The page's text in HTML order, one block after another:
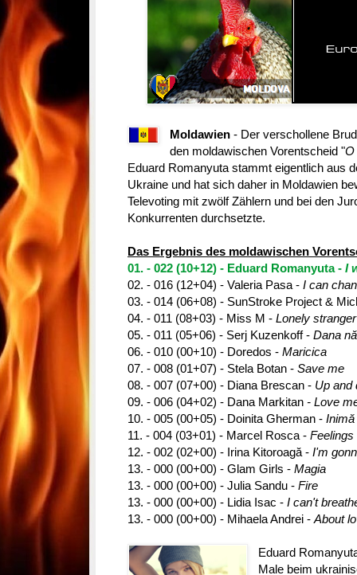
Moldawien - Der verschollene
den moldawischen Vorentscheid "O
Eduard Romanyuta stammt eigentlich aus
Ukraine und hat sich daher in Moldawien
Televoting mit zwölf Zählern und bei den
Konkurrenten durchsetzte.
Das Ergebnis des moldawischen
01. - 022 (10+12) - Eduard Romanyuta - I
02. - 016 (12+04) - Valeria Pasa - I can
03. - 014 (06+08) - SunStroke Project &
04. - 011 (08+03) - Miss M - Lonely stranger
05. - 011 (05+06) - Serj Kuzenkoff - Dana
06. - 010 (00+10) - Doredos - Maricica
07. - 008 (01+07) - Stela Botan - Save me
08. - 007 (07+00) - Diana Brescan - Up and
09. - 006 (04+02) - Dana Markitan - Love
10. - 005 (00+05) - Doinita Gherman - Inimă
11. - 004 (03+01) - Marcel Rosca - Feelings
12. - 002 (02+00) - Irina Kitoroagă - I'm
13. - 000 (00+00) - Glam Girls - Magia
13. - 000 (00+00) - Julia Sandu - Fire
13. - 000 (00+00) - Lidia Isac - I can't
13. - 000 (00+00) - Mihaela Andrei - About
Eduard
Male beim